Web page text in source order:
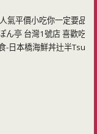
氣平價小吃你一定要品嘗
ん亭 台灣1號店 喜歡吃肉
-日本橋海鮮丼辻半